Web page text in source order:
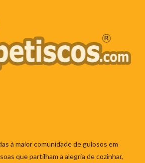
à maior comunidade de gulosos em
que partilham a alegria de cozinhar,